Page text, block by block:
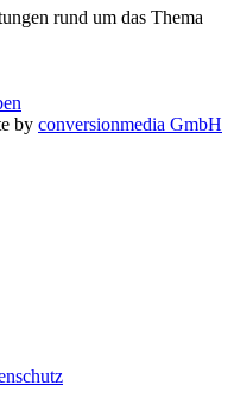
rund um das Thema
by conversionmedia GmbH